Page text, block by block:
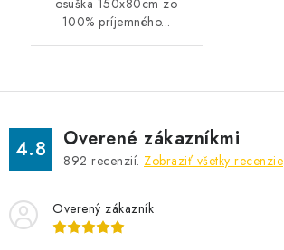
osuška 150x80cm zo
100% príjemného...
4.8 Overené zákazníkmi
892 recenzií. Zobraziť všetky recenzie
Overený zákazník